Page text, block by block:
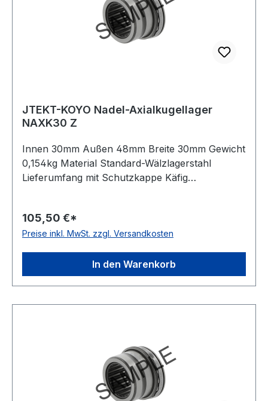
JTEKT-KOYO Nadel-Axialkugellager
NAXK30 Z
Innen 30mm Außen 48mm Breite 30mm Gewicht
0,154kg Material Standard-Wälzlagerstahl
Lieferumfang mit Schutzkappe Käfig
Toleranzklasse Toleranzklasse P0/PN bzw.
ABEC 1
105,50 €*
Preise inkl. MwSt. zzgl. Versandkosten
In den Warenkorb